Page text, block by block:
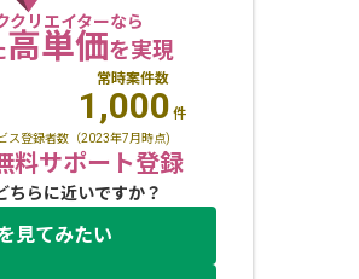
クリエイターなら
高単価を実現
常時案件数
1,000 件
ス登録者数（2023年7月時点)
料サポート登録
ちらに近いですか？
見てみたい